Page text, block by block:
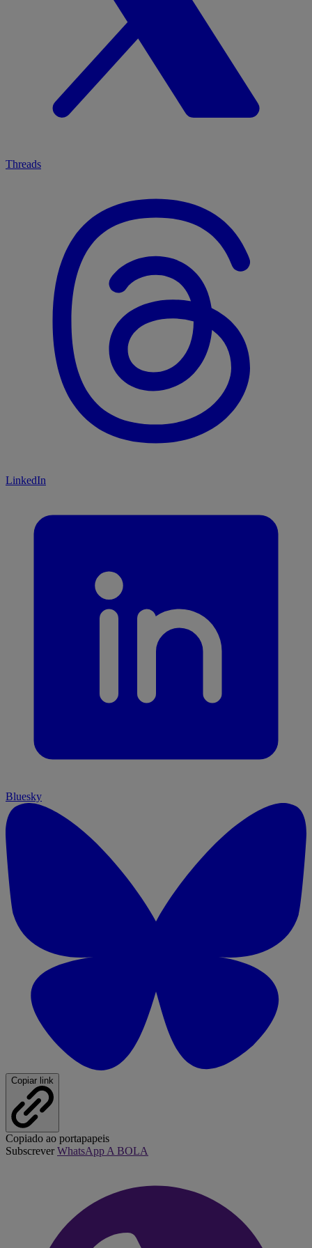
Threads
LinkedIn
Bluesky
Copiar link
Copiado ao portapapeis
SubscreverWhatsApp A BOLA